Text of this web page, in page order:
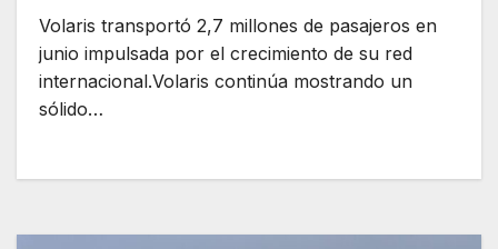
Volaris transportó 2,7 millones de pasajeros en
junio impulsada por el crecimiento de su red
internacional.Volaris continúa mostrando un
sólido…